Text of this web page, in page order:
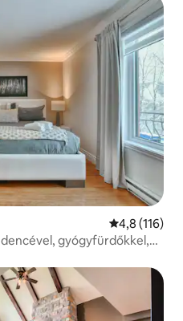
Átlagos
4,8 (116)
gyógyfürdőkkel,